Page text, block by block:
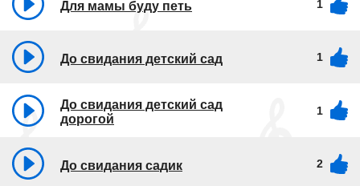
Для мамы буду петь 1
До свидания детский сад 1
До свидания детский сад
дорогой
1
До свидания садик 2